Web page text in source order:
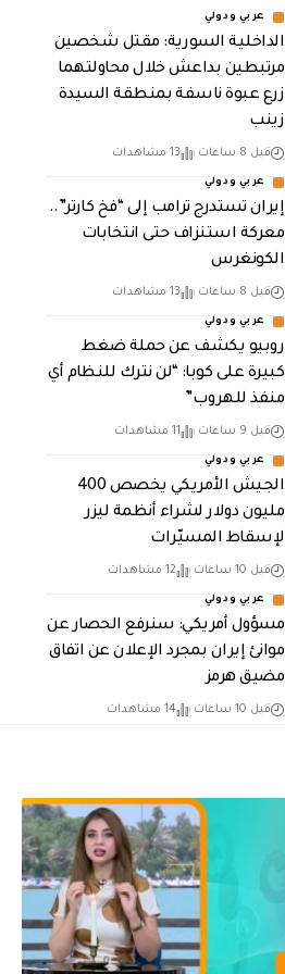
عربي ودولي
الداخلية السورية: مقتل شخصين
مرتبطين بداعش خلال محاولتهما
زرع عبوة ناسفة بمنطقة السيدة
زينب
قبل 8 ساعات 13 مشاهدات
عربي ودولي
إيران تستدرج ترامب إلى “فخ كارتر”..
معركة استنزاف حتى انتخابات
الكونغرس
قبل 8 ساعات 13 مشاهدات
عربي ودولي
روبيو يكشف عن حملة ضغط
كبيرة على كوبا: “لن نترك للنظام أي
منفذ للهروب”
قبل 9 ساعات 11 مشاهدات
عربي ودولي
الجيش الأمريكي يخصص 400
مليون دولار لشراء أنظمة ليزر
لإسقاط المسيّرات
قبل 10 ساعات 12 مشاهدات
عربي ودولي
مسؤول أمريكي: سنرفع الحصار عن
موانئ إيران بمجرد الإعلان عن اتفاق
مضيق هرمز
قبل 10 ساعات 14 مشاهدات